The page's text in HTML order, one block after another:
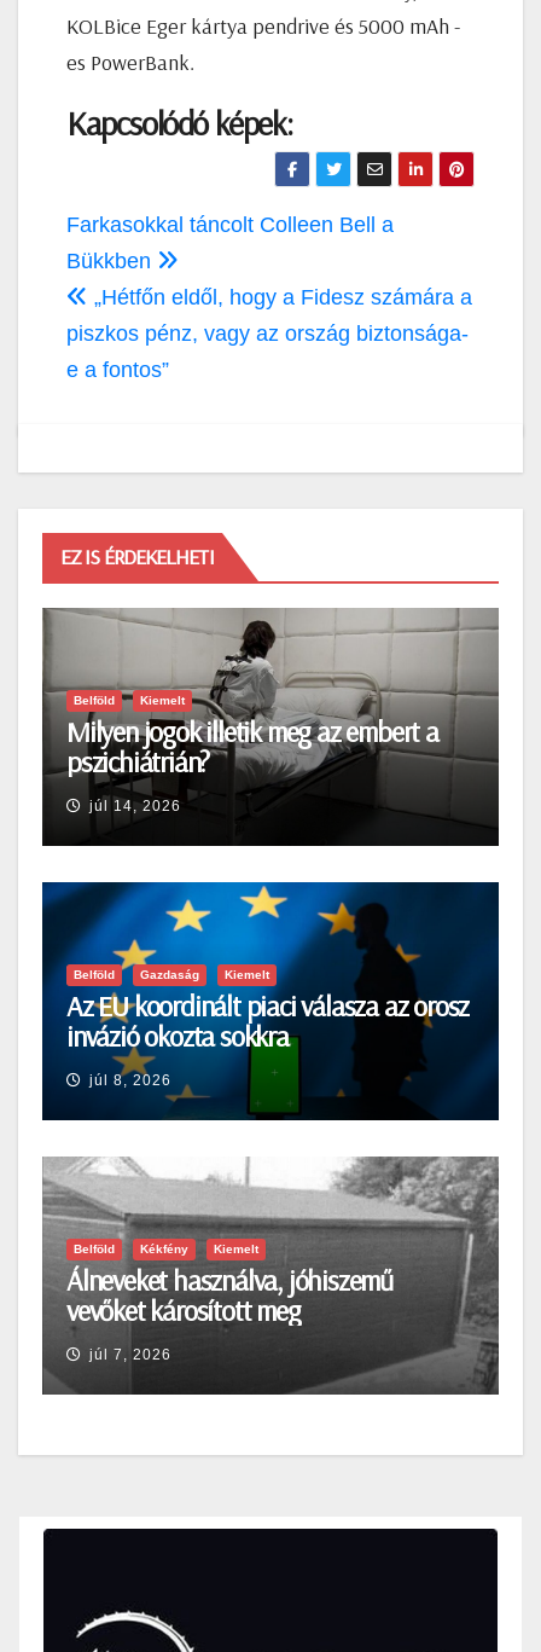
KOLBice Eger kártya pendrive és 5000 mAh -
es PowerBank.
Kapcsolódó képek:
Bejegyzés
navigáció
Farkasokkal táncolt Colleen Bell a
Bükkben
„Hétfőn eldől, hogy a Fidesz számára a
piszkos pénz, vagy az ország biztonsága-
e a fontos”
EZ IS ÉRDEKELHETI
Belföld Kiemelt
Milyen jogok illetik meg az embert a
pszichiátrián?
júl 14, 2026
Belföld Gazdaság Kiemelt
Az EU koordinált piaci válasza az orosz
invázió okozta sokkra
júl 8, 2026
Belföld Kékfény Kiemelt
Álneveket használva, jóhiszemű
vevőket károsított meg
júl 7, 2026